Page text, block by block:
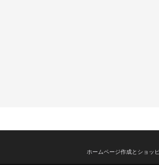
ホームページ作成とショッ